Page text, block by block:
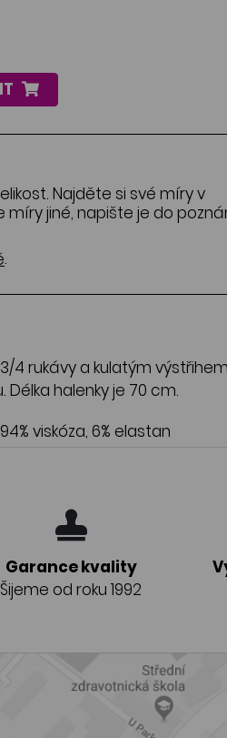
Najděte si své míry v
míry jiné, napište je do
.
4 rukávy a kulatým
halenky je 70 cm.
94% viskóza, 6% elastan
Garance kvality
Šijeme od roku 1992